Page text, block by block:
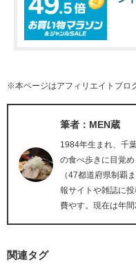
※本ページはアフィリエイトプロ
筆者：MEN蔵
1984年生まれ、千
の食べ歩きに目覚
（47都道府県制覇
報サイトや雑誌に
費やす。現在は年
関連タグ